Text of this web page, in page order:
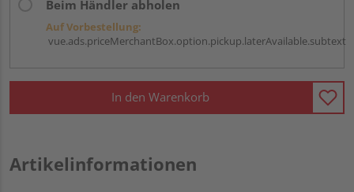
Beim Händler abholen
Auf Vorbestellung:
vue.ads.priceMerchantBox.option.pickup.laterAvailable.subtext
In den Warenkorb
Artikelinformationen